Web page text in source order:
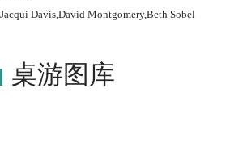
Jacqui Davis,David Montgomery,Beth Sobel
桌游图库